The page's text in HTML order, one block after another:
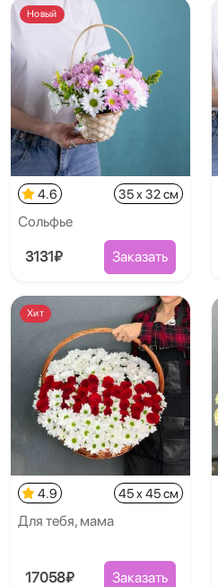
Новый
4.6 35 x 32 см
Сольфье
3131₽ Заказать
Хит
4.9 45 x 45 см
Для тебя, мама
17058₽ Заказать